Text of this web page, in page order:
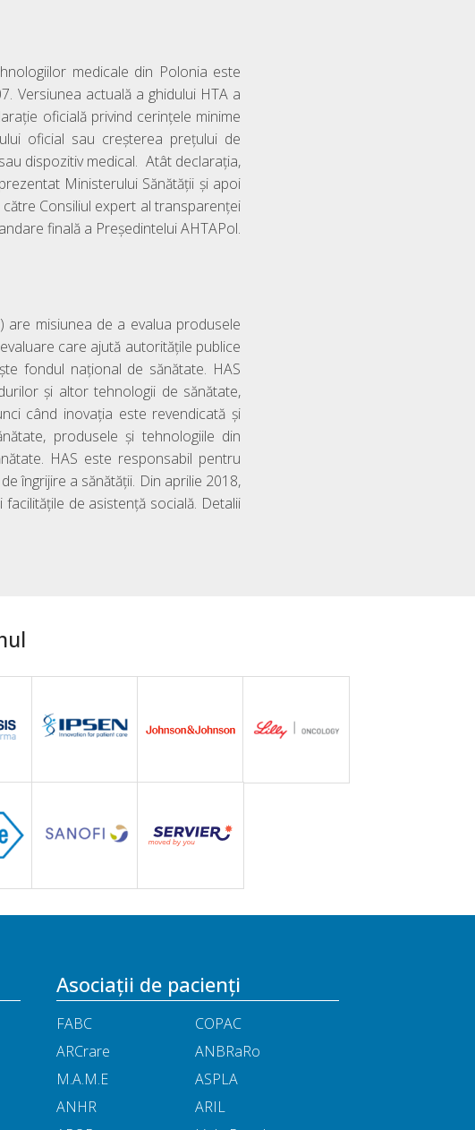
medicale din Polonia este
Versiunea actuală a ghidului HTA a
oficială privind cerințele minime
oficial sau creșterea prețului de
dispozitiv medical. Atât declarația,
Ministerului Sănătății și apoi
Consiliul expert al transparenței
finală a Președintelui AHTAPol.
are misiunea de a evalua produsele
care ajută autoritățile publice
fondul național de sănătate. HAS
și altor tehnologii de sănătate,
când inovația este revendicată și
produsele și tehnologiile din
HAS este responsabil pentru
îngrijire a sănătății. Din aprilie 2018,
de asistență socială. Detalii
Asociații de pacienți
FABC
COPAC
ARCrare
ANBRaRo
M.A.M.E
ASPLA
ANHR
ARIL